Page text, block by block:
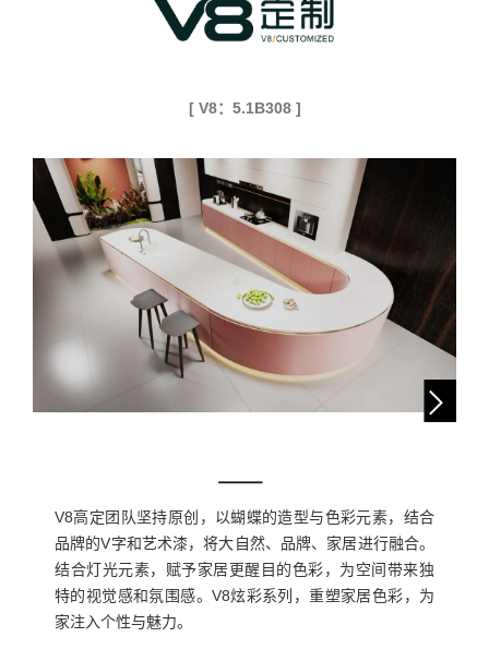
[ V8：5.1B308 ]
V8高定团队坚持原创，以蝴蝶的造型与色彩元素，结合
品牌的V字和艺术漆，将大自然、品牌、家居进行融合。
结合灯光元素，赋予家居更醒目的色彩，为空间带来独
特的视觉感和氛围感。V8炫彩系列，重塑家居色彩，为
家注入个性与魅力。